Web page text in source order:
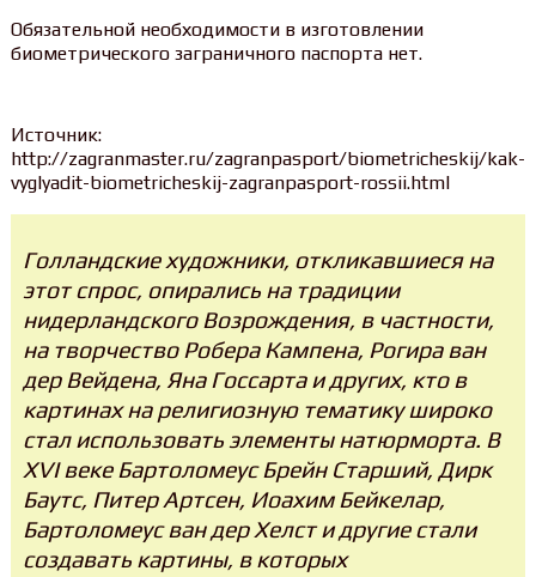
Обязательной необходимости в изготовлении
биометрического заграничного паспорта нет.
Источник:
http://zagranmaster.ru/zagranpasport/biometricheskij/kak-
vyglyadit-biometricheskij-zagranpasport-rossii.html
Голландские художники, откликавшиеся на
этот спрос, опирались на традиции
нидерландского Возрождения, в частности,
на творчество Робера Кампена, Рогира ван
дер Вейдена, Яна Госсарта и других, кто в
картинах на религиозную тематику широко
стал использовать элементы натюрморта. В
XVI веке Бартоломеус Брейн Старший, Дирк
Баутс, Питер Артсен, Иоахим Бейкелар,
Бартоломеус ван дер Хелст и другие стали
создавать картины, в которых